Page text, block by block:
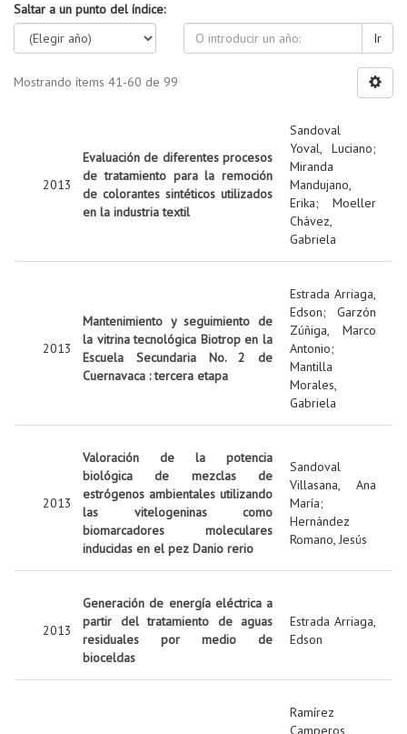
Saltar a un punto del índice:
Ir
Mostrando ítems 41-60 de 99
2013
Evaluación de diferentes procesos
de tratamiento para la remoción
de colorantes sintéticos utilizados
en la industria textil
Sandoval
Yoval, Luciano;
Miranda
Mandujano,
Erika; Moeller
Chávez,
Gabriela
2013
Mantenimiento y seguimiento de
la vitrina tecnológica Biotrop en la
Escuela Secundaria No. 2 de
Cuernavaca : tercera etapa
Estrada Arriaga,
Edson; Garzón
Zúñiga, Marco
Antonio;
Mantilla
Morales,
Gabriela
2013
Valoración de la potencia
biológica de mezclas de
estrógenos ambientales utilizando
las vitelogeninas como
biomarcadores moleculares
inducidas en el pez Danio rerio
Sandoval
Villasana, Ana
María;
Hernández
Romano, Jesús
2013
Generación de energía eléctrica a
partir del tratamiento de aguas
residuales por medio de
bioceldas
Estrada Arriaga,
Edson
Ramírez
Camperos,